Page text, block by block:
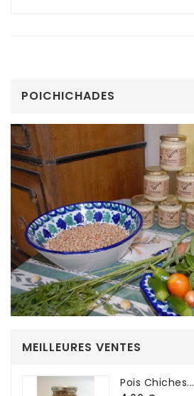
POICHICHADES
MEILLEURES VENTES
Pois Chiches...